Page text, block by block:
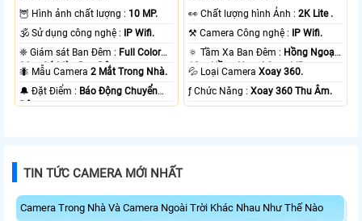
🦉 Hình ảnh chất lượng : 10 MP.
🕉️ Sử dụng công nghệ :
IP Wifi.
❈ Giám sát Ban Đêm : Full Color
20m Có Màu Ban Ðêm.
🐜 Mẫu Camera2 Mắt Trong Nhà.
️🔔 Đặt Điểm : Báo Động Chuyển
Động.
️👀 Chất lượng hình Ảnh :2K Lite .
⚒ Camera Công nghệ :
IP Wifi.
🔅 Tầm Xa Ban Đêm : Hồng Ngoại
10m Hồng Ngoại Smart IR.
💦 Loại CameraXoay 360.
️ƒ Chức Năng :Xoay 360 Thu Âm.
TIN TỨC CAMERA MỚI NHẤT
Camera Trong Nhà Và Camera Ngoài Trời Khác Nhau Như Thế Nào